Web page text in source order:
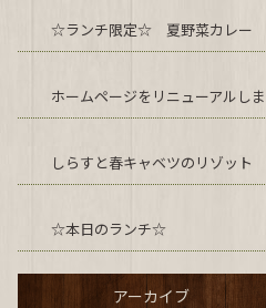
☆ランチ限定☆ 夏野菜カレー
しらすと春キャベツのリゾット
☆本日のランチ☆
アーカイブ